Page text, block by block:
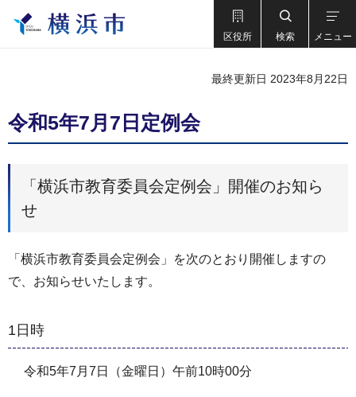
区役所 検索 メニュー
最終更新日 2023年8月22日
令和5年7月7日定例会
「横浜市教育委員会定例会」開催のお知ら
せ
「横浜市教育委員会定例会」を次のとおり開催しますの
で、お知らせいたします。
1日時
令和5年7月7日（金曜日）午前10時00分